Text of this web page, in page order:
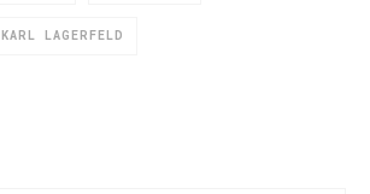
KARL LAGERFELD